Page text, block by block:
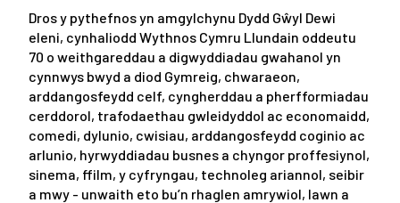
Dros y pythefnos yn amgylchynu Dydd Gŵyl Dewi
eleni, cynhaliodd Wythnos Cymru Llundain oddeutu
70 o weithgareddau a digwyddiadau gwahanol yn
cynnwys bwyd a diod Gymreig, chwaraeon,
arddangosfeydd celf, cyngherddau a pherfformiadau
cerddorol, trafodaethau gwleidyddol ac economaidd,
comedi, dylunio, cwisiau, arddangosfeydd coginio ac
arlunio, hyrwyddiadau busnes a chyngor proffesiynol,
sinema, ffilm, y cyfryngau, technoleg ariannol, seibir
a mwy - unwaith eto bu’n rhaglen amrywiol, lawn a